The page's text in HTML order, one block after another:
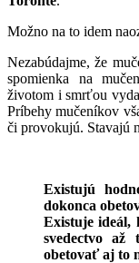
Možno na to idem
Nezabúdajme, že
spomienka na
životom i smrťou
Príbehy mučeníkov
či provokujú. Stavajú
Existujú
dokonca
Existuje ideál,
svedectvo až
obetovať aj to